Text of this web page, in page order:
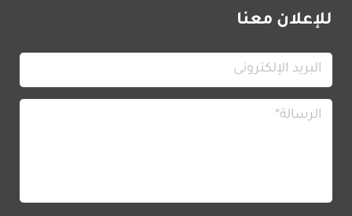
للإعلان معنا